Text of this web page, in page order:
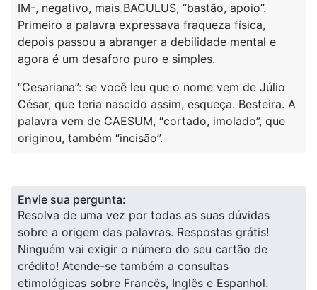
IM-, negativo, mais BACULUS, “bastão, apoio”.
Primeiro a palavra expressava fraqueza física,
depois passou a abranger a debilidade mental e
agora é um desaforo puro e simples.
“Cesariana”: se você leu que o nome vem de Júlio
César, que teria nascido assim, esqueça. Besteira. A
palavra vem de CAESUM, “cortado, imolado”, que
originou, também “incisão”.
Envie sua pergunta:
Resolva de uma vez por todas as suas dúvidas
sobre a origem das palavras. Respostas grátis!
Ninguém vai exigir o número do seu cartão de
crédito! Atende-se também a consultas
etimológicas sobre Francês, Inglês e Espanhol.